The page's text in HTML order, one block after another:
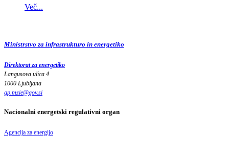
Več...
Ministrstvo za infrastrukturo in energetiko
Direktorat za energetiko
Langusova ulica 4
1000 Ljubljana
gp.mzie@gov.si
Nacionalni energetski regulativni organ
Agencija za energijo